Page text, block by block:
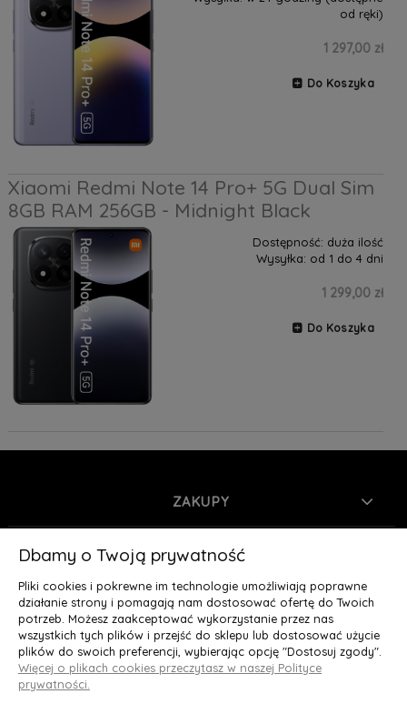
od ręki)
1 297,00 zł
Do Koszyka
Xiaomi Redmi Note 14 Pro+ 5G Dual Sim
8GB RAM 256GB - Midnight Black
Dostępność: duża ilość
Wysyłka: od 1 do 4 dni
1 299,00 zł
Do Koszyka
ZAKUPY
INFORMACJE
MOJE KONTO
O NAS
Deluxury.pl|| Struga 7, 90-420 Łódź, woj. łódzkie || NIP:
5252902064 || tel.: 666 666 950, e-mail: kontakt@deluxury.pl
Dbamy o Twoją prywatność
Pliki cookies i pokrewne im technologie umożliwiają poprawne
działanie strony i pomagają nam dostosować ofertę do Twoich
potrzeb. Możesz zaakceptować wykorzystanie przez nas
wszystkich tych plików i przejść do sklepu lub dostosować użycie
plików do swoich preferencji, wybierając opcję "Dostosuj zgody".
Więcej o plikach cookies przeczytasz w naszej Polityce
prywatności.